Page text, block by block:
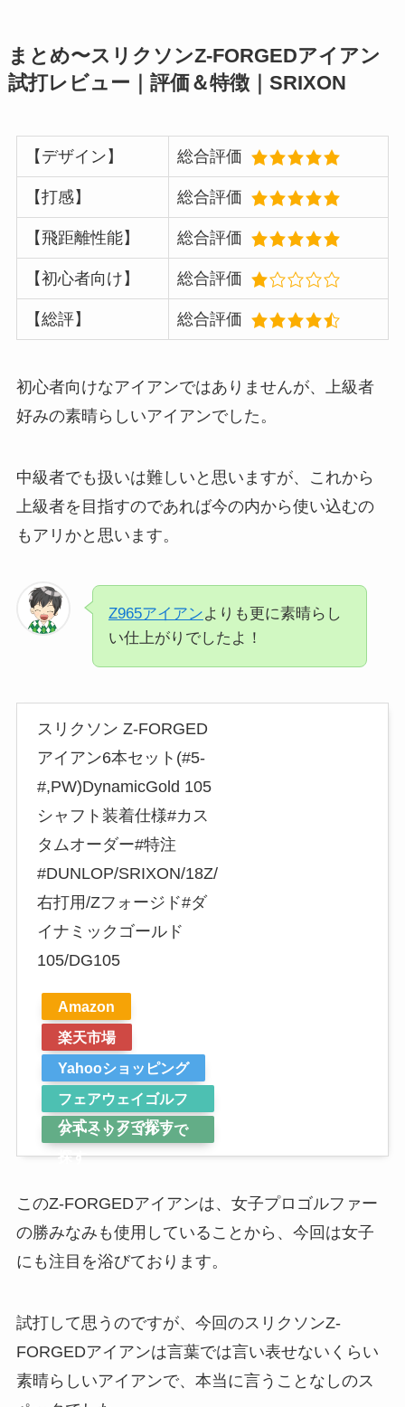
まとめ〜スリクソンZ-FORGEDアイアン
試打レビュー｜評価＆特徴｜SRIXON
【デザイン】 総合評価
【打感】 総合評価
【飛距離性能】 総合評価
【初心者向け】 総合評価
【総評】 総合評価
初心者向けなアイアンではありませんが、上級者
好みの素晴らしいアイアンでした。
中級者でも扱いは難しいと思いますが、これから
上級者を目指すのであれば今の内から使い込むの
もアリかと思います。
Z965アイアンよりも更に素晴らし
い仕上がりでしたよ！
スリクソン Z-FORGED
アイアン6本セット(#5-
#,PW)DynamicGold 105
シャフト装着仕様#カス
タムオーダー#特注
#DUNLOP/SRIXON/18Z/
右打用/Zフォージド#ダ
イナミックゴールド
105/DG105
Amazon
楽天市場
Yahooショッピング
フェアウェイゴルフ
公式ストアで探す
アトミックゴルフで
探す
このZ-FORGEDアイアンは、女子プロゴルファー
の勝みなみも使用していることから、今回は女子
にも注目を浴びております。
試打して思うのですが、今回のスリクソンZ-
FORGEDアイアンは言葉では言い表せないくらい
素晴らしいアイアンで、本当に言うことなしのス